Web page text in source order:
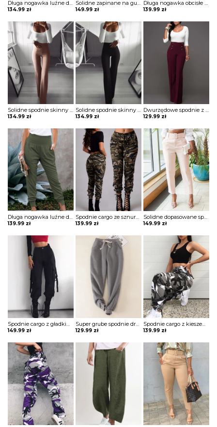
Długa nogawka luźne dresowe jednolite bez wzoru ściągacz wiązane kieszenie casual spodnie Iyana
134.99 zł
Solidne zapinane na guziki codzienne powlekane spodnie z pu Maranda
149.99 zł
Długa nogawka obcisłe jednolite bez wzoru ściągacz eleganckie skórzane skóra ekologiczna casual spodnie Lue
139.99 zł
Solidne spodnie skinny z wysokim stanem szorty Katha
134.99 zł
Solidne spodnie skinny z wysokim stanem szorty Katha
134.99 zł
Dwurzędowe spodnie z wysokim stanem i szerokimi nogawkami szorty Thurayya
129.99 zł
Długa nogawka luźne dresowe jednolite bez wzoru ściągacz marszczenie kieszenie casual spodnie Beezie
139.99 zł
Spodnie cargo ze sznurkiem w kamuflażu szorty Bastienne
139.99 zł
Solidne dopasowane spodnie z kieszeniami Thordis
149.99 zł
Spodnie cargo z gładkimi kieszeniami Sooja
149.99 zł
Super grube spodnie dresowe z gładkim sznurkiem w talii szorty Willamina
129.99 zł
Spodnie cargo z kieszeniami w kamuflażu Tinisha
139.99 zł